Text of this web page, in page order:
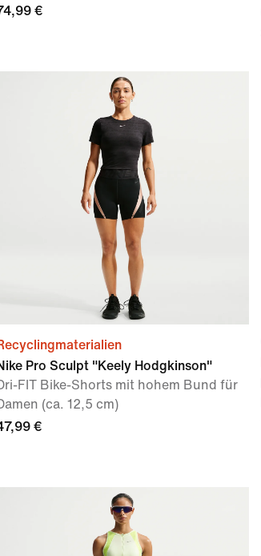
€
Pro Sculpt "Keely Hodgkinson"
FIT Bike-Shorts mit hohem Bund für
(ca. 12,5 cm)
€